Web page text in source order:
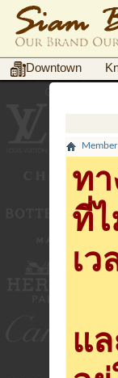
Downtown
ท
ที่ไ
เว
แ